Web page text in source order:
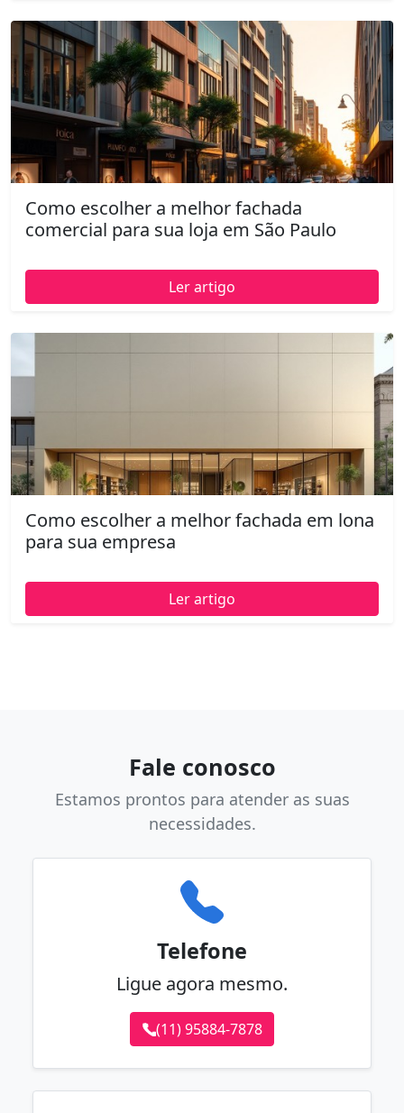
Como escolher a melhor fachada
comercial para sua loja em São Paulo
Ler artigo
Como escolher a melhor fachada em lona
para sua empresa
Ler artigo
Fale conosco
Estamos prontos para atender as suas
necessidades.
Telefone
Ligue agora mesmo.
(11) 95884-7878